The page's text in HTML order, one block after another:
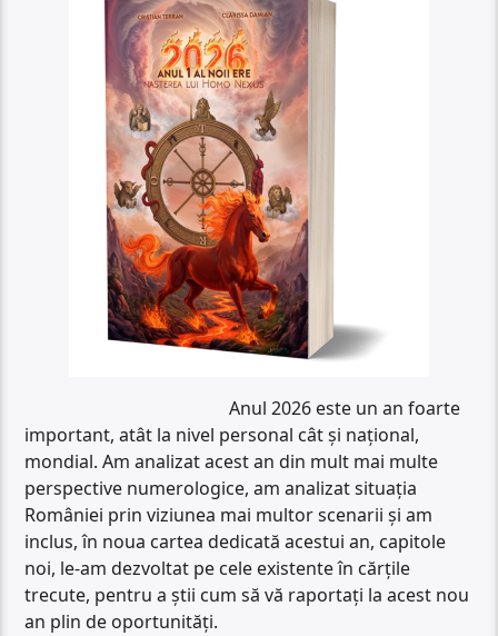
Anul 2026 este un an foarte
important, atât la nivel personal cât și național,
mondial. Am analizat acest an din mult mai multe
perspective numerologice, am analizat situația
României prin viziunea mai multor scenarii și am
inclus, în noua cartea dedicată acestui an, capitole
noi, le-am dezvoltat pe cele existente în cărțile
trecute, pentru a știi cum să vă raportați la acest nou
an plin de oportunități.